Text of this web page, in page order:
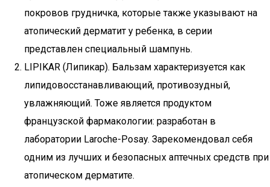
покровов грудничка, которые также указывают на
атопический дерматит у ребенка, в серии
представлен специальный шампунь.
LIPIKAR (Липикар). Бальзам характеризуется как
липидовосстанавливающий, противозудный,
увлажняющий. Тоже является продуктом
французской фармакологии: разработан в
лаборатории Laroche-Posay. Зарекомендовал себя
одним из лучших и безопасных аптечных средств при
атопическом дерматите.